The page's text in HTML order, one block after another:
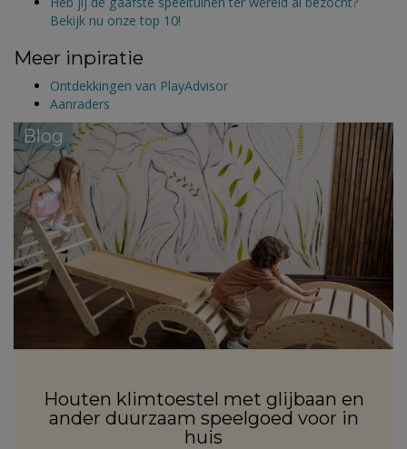
Bekijk nu onze top 10!
Meer inpiratie
Ontdekkingen van PlayAdvisor
Aanraders
Blog
Houten klimtoestel met glijbaan en
ander duurzaam speelgoed voor in
huis